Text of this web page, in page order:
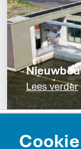
Lees verder